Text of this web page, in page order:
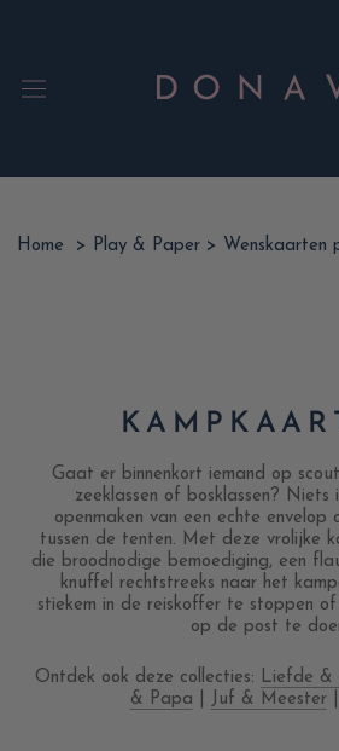
Ga
Home
> Play & Paper > Wenskaarten
Gaat er binnenkort iemand op
zeeklassen of bosklassen? Niets
openmaken van een echte
tussen de tenten. Met deze vrolijke
die broodnodige bemoediging, een
knuffel rechtstreeks naar het
stiekem in de reiskoffer te stoppen
op de post te
Ontdek ook deze collecties: Liefde &
& Papa
Juf & Meester|